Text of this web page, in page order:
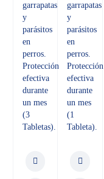
garrapatas
y
parásitos
en
perros.
Protección
efectiva
durante
un mes
(3
Tabletas).
garrapatas
y
parásitos
en
perros.
Protección
efectiva
durante
un mes
(1
Tableta).